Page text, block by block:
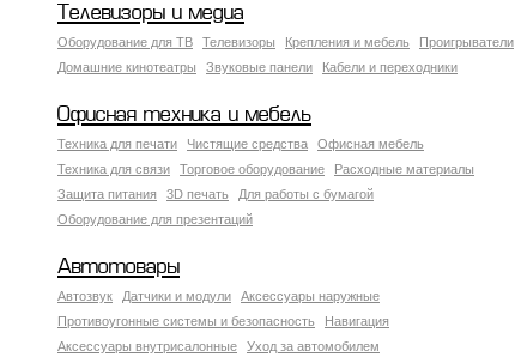
Телевизоры и медиа
Оборудование для ТВ Телевизоры Крепления и мебель
Проигрыватели
Домашние кинотеатры
Звуковые панели Кабели и переходники
Офисная техника и мебель
Техника для печати Чистящие средства
Офисная мебель
Техника для связи
Торговое оборудование
Расходные материалы
Защита питания
3D печать
Для работы с бумагой
Оборудование для презентаций
Автотовары
Автозвук Датчики и модули
Аксессуары наружные
Противоугонные системы и безопасность
Навигация
Аксесcуары внутрисалонные
Уход за автомобилем